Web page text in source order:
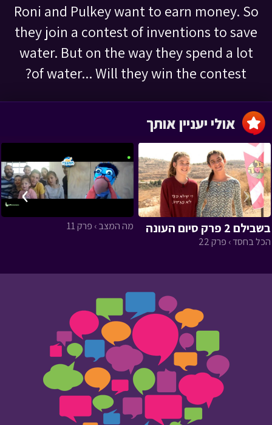
Roni and Pulkey want to earn money. So
they join a contest of inventions to save
water. But on the way they spend a lot
of water... Will they win the contest?
בשבילם 2 פרק סיום העונה
הכל בחסד › פרק 22
מה המצב › פרק 11
‹
›